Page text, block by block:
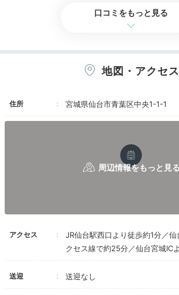
チェックイン後は、周辺散策もよし、ホ
りするもよし♪ホテルで過ごすなら、
を望む空間で、アフタヌーンティーやス
Dinner
19:00
地元の食材を味わう
多彩なレストラン
口コミをもっと見る
地図・アクセス
住所 宮城県仙台市青葉区中央1-1-1
アクセス
JR仙台駅西口より徒歩約1分／
クセス線で約25分／仙台宮城IC
送迎 送迎なし